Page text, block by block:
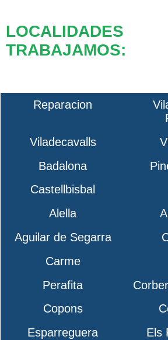
TRABAJAMOS:
Reparacion
Viladecavalls
Badalona
Castellbisbal
Alella
Aguilar de Segarra
Carme
Perafita
Copons
Esparreguera
Els